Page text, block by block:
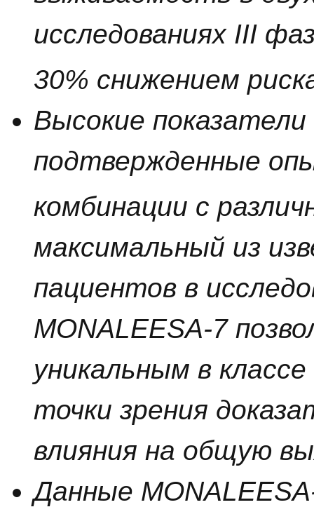
исследованиях III
30% снижением
Высокие
подтвержденные
комбинации с
максимальный из
пациентов в
MONALEESA-7
уникальным в
точки зрения
влияния на общую
Данные